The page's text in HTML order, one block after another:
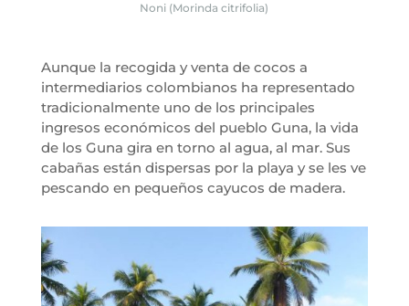
Noni (Morinda citrifolia)
Aunque la recogida y venta de cocos a
intermediarios colombianos ha representado
tradicionalmente uno de los principales
ingresos económicos del pueblo Guna, la vida
de los Guna gira en torno al agua, al mar. Sus
cabañas están dispersas por la playa y se les ve
pescando en pequeños cayucos de madera.